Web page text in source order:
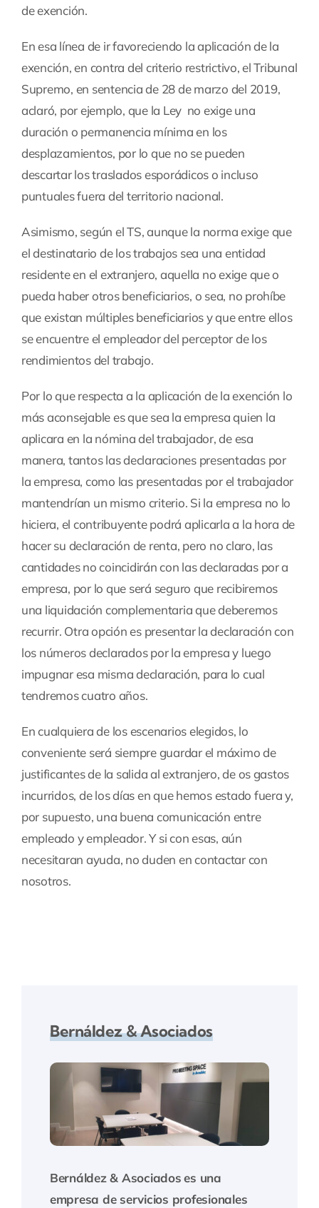
de exención.
En esa línea de ir favoreciendo la aplicación de la
exención, en contra del criterio restrictivo, el Tribunal
Supremo, en sentencia de 28 de marzo del 2019,
aclaró, por ejemplo, que la Ley no exige una
duración o permanencia mínima en los
desplazamientos, por lo que no se pueden
descartar los traslados esporádicos o incluso
puntuales fuera del territorio nacional.
Asimismo, según el TS, aunque la norma exige que
el destinatario de los trabajos sea una entidad
residente en el extranjero, aquella no exige que o
pueda haber otros beneficiarios, o sea, no prohíbe
que existan múltiples beneficiarios y que entre ellos
se encuentre el empleador del perceptor de los
rendimientos del trabajo.
Por lo que respecta a la aplicación de la exención lo
más aconsejable es que sea la empresa quien la
aplicara en la nómina del trabajador, de esa
manera, tantos las declaraciones presentadas por
la empresa, como las presentadas por el trabajador
mantendrían un mismo criterio. Si la empresa no lo
hiciera, el contribuyente podrá aplicarla a la hora de
hacer su declaración de renta, pero no claro, las
cantidades no coincidirán con las declaradas por a
empresa, por lo que será seguro que recibiremos
una liquidación complementaria que deberemos
recurrir. Otra opción es presentar la declaración con
los números declarados por la empresa y luego
impugnar esa misma declaración, para lo cual
tendremos cuatro años.
En cualquiera de los escenarios elegidos, lo
conveniente será siempre guardar el máximo de
justificantes de la salida al extranjero, de os gastos
incurridos, de los días en que hemos estado fuera y,
por supuesto, una buena comunicación entre
empleado y empleador. Y si con esas, aún
necesitaran ayuda, no duden en contactar con
nosotros.
Bernáldez & Asociados
Bernáldez & Asociados es una
empresa de servicios profesionales